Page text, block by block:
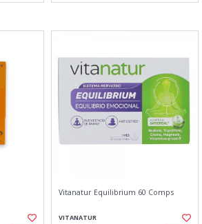
Vitanatur Equilibrium 60 Comps
VITANATUR